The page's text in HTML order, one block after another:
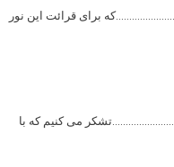
برای قرائت این نور
می کنیم که با